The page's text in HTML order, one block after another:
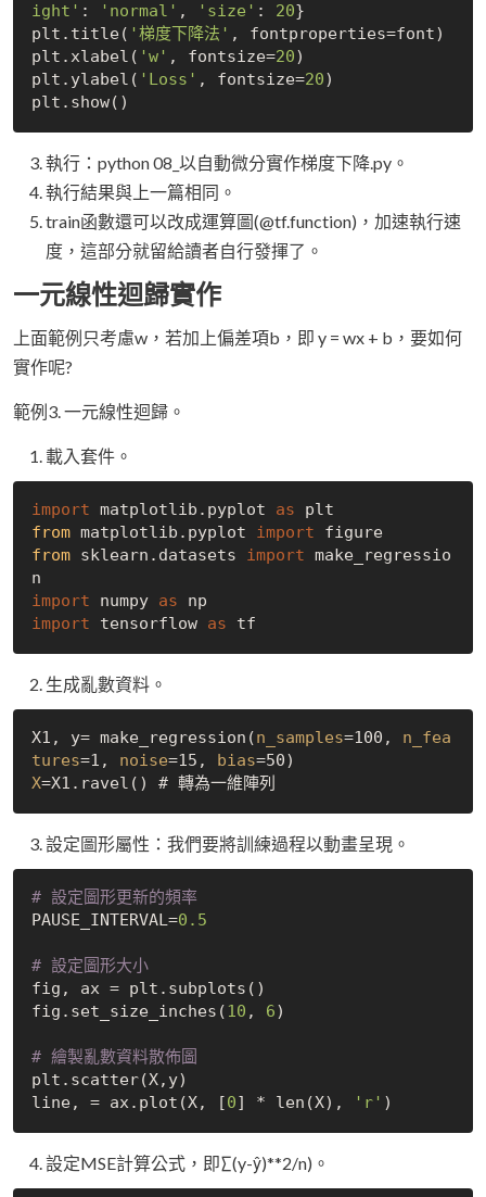
ight' : 'normal' , 'size' : 20}
plt.title( '梯度下降法' , fontproperties=font)
plt.xlabel( 'w' , fontsize=20)
plt.ylabel( 'Loss' , fontsize=20)
執行：python 08_以自動微分實作梯度下降.py。
執行結果與上一篇相同。
train函數還可以改成運算圖(@tf.function)，加速執行速
度，這部分就留給讀者自行發揮了。
一元線性迴歸實作
上面範例只考慮w，若加上偏差項b，即 y = wx + b，要如何
實作呢?
範例3. 一元線性迴歸。
載入套件。
import matplotlib.pyplot as
from matplotlib.pyplot import
figure
from sklearn.datasets import make_regressio
import numpy as
import tensorflow as
生成亂數資料。
X1, y= make_regression(n_samples=100, n_fea
tures=1, noise=15, bias
X
設定圖形屬性：我們要將訓練過程以動畫呈現。
# 設定圖形更新的頻率
PAUSE_INTERVAL=0.5
# 設定圖形大小
fig, ax = plt.subplots()
fig.set_size_inches(10 , 6)
# 繪製亂數資料散佈圖
plt.scatter(X,y)
line, = ax.plot(X, [0] * len(X), 'r'
設定MSE計算公式，即∑(y-ŷ)**2/n)。